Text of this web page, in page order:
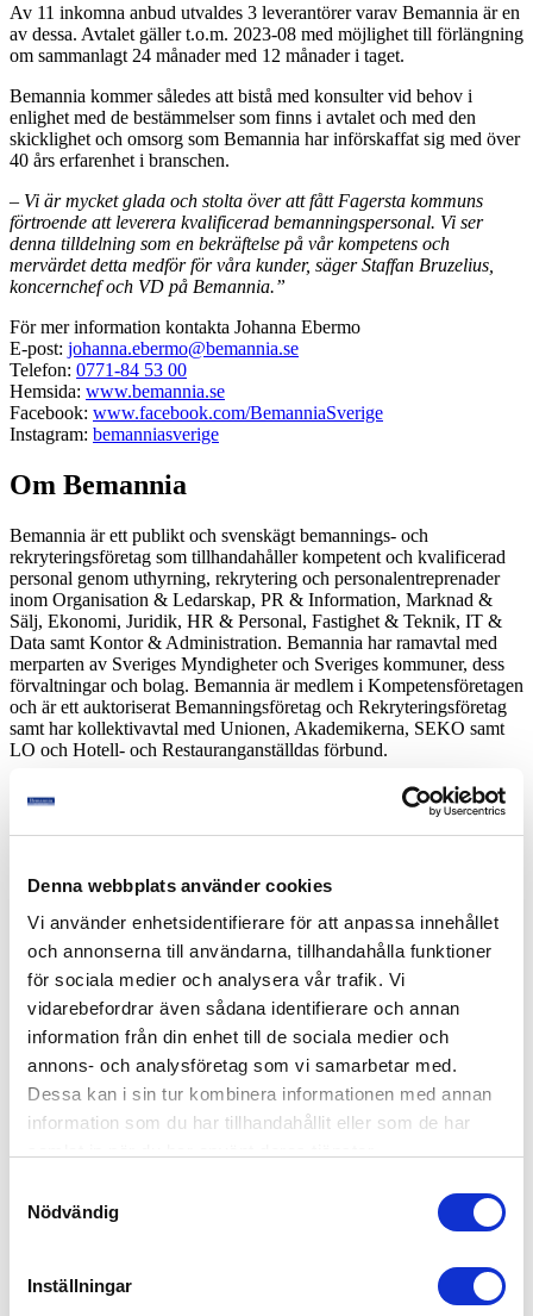
Denna webbplats använder cookies
Vi använder enhetsidentifierare för att anpassa innehållet
och annonserna till användarna, tillhandahålla funktioner
för sociala medier och analysera vår trafik. Vi
vidarebefordrar även sådana identifierare och annan
information från din enhet till de sociala medier och
annons- och analysföretag som vi samarbetar med.
Dessa kan i sin tur kombinera informationen med annan
information som du har tillhandahållit eller som de har
Nödvändig
Inställningar
Av 11 inkomna anbud utvaldes 3 leverantörer varav Bemannia är en
av dessa. Avtalet gäller t.o.m. 2023-08 med möjlighet till förlängning
om sammanlagt 24 månader med 12 månader i taget.
Bemannia kommer således att bistå med konsulter vid behov i
enlighet med de bestämmelser som finns i avtalet och med den
skicklighet och omsorg som Bemannia har införskaffat sig med över
40 års erfarenhet i branschen.
– Vi är mycket glada och stolta över att fått Fagersta kommuns
förtroende att leverera kvalificerad bemanningspersonal. Vi ser
denna tilldelning som en bekräftelse på vår kompetens och
mervärdet detta medför för våra kunder, säger Staffan Bruzelius,
koncernchef och VD på Bemannia.”
För mer information kontakta Johanna Ebermo
E-post: johanna.ebermo@bemannia.se
Telefon: 0771-84 53 00
Hemsida: www.bemannia.se
Facebook: www.facebook.com/BemanniaSverige
Instagram: bemanniasverige
Om Bemannia
Bemannia är ett publikt och svenskägt bemannings- och
rekryteringsföretag som tillhandahåller kompetent och kvalificerad
personal genom uthyrning, rekrytering och personalentreprenader
inom Organisation & Ledarskap, PR & Information, Marknad &
Sälj, Ekonomi, Juridik, HR & Personal, Fastighet & Teknik, IT &
Data samt Kontor & Administration. Bemannia har ramavtal med
merparten av Sveriges Myndigheter och Sveriges kommuner, dess
förvaltningar och bolag. Bemannia är medlem i Kompetensföretagen
och är ett auktoriserat Bemanningsföretag och Rekryteringsföretag
samt har kollektivavtal med Unionen, Akademikerna, SEKO samt
LO och Hotell- och Restauranganställdas förbund.
SS-EN ISO 9001:2015, Ledningssystem för kvalitet,
SS-EN ISO 14001:2015, Miljöledningssystem – krav och
SS-ISO 45001:2023, Ledningssystem för arbetsmiljö samt
SS-ISO/IEC 27001:2022, Ledningssystem för informationssäkerhet.
Ledningen för bolaget har varit verksam i branschen i 40 år.
Se alla pressreleases
Äldre artikel Nyare artikel →
Senaste artiklarna
Bodens kommun
avseende bemanning av biståndshandläggare inom socialtjänsten.
Avtalet stärker Bemannias närvaro inom social bemanning och